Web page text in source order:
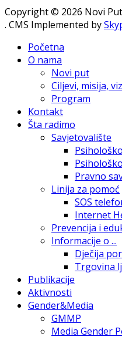
Copyright © 2026 Novi
. CMS Implemented by
Početna
O nama
Novi put
Ciljevi, misija,
Program
Kontakt
Šta radimo
Savjetovalište
Pravno
Linija za pomoć
SOS
Internet
Prevencija i
Informacije o ...
Dječija
Trgovina
Publikacije
Aktivnosti
Gender&Media
GMMP
Media Gender